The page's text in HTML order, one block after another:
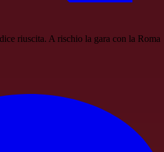
riuscita. A rischio la gara con la Roma